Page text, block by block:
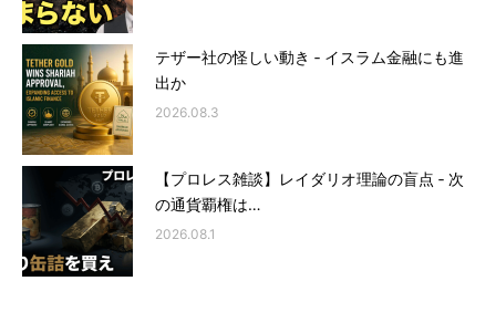
テザー社の怪しい動き ‐ イスラム金融にも進
出か
2026.08.3
【プロレス雑談】レイダリオ理論の盲点 ‐ 次
の通貨覇権は…
2026.08.1